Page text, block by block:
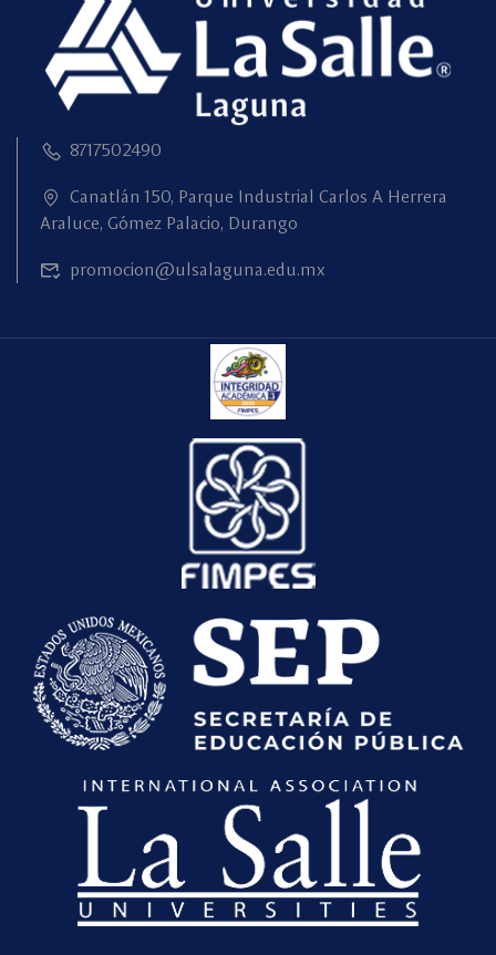
8717502490
Canatlán 150, Parque Industrial Carlos A Herrera
Araluce, Gómez Palacio, Durango
promocion@ulsalaguna.edu.mx